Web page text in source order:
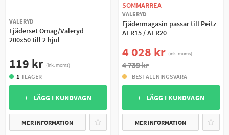
VALERYD
Fjäderset Omag/Valeryd
200x50 till 2 hjul
119 kr (ink. moms)
1 I LAGER
+ LÄGG I KUNDVAGN
MER INFORMATION
SOMMARREA
VALERYD
Fjädermagasin passar till Peitz
AER15 / AER20
4 028 kr (ink. moms)
4 739 kr
BESTÄLLNINGSVARA
+ LÄGG I KUNDVAGN
MER INFORMATION